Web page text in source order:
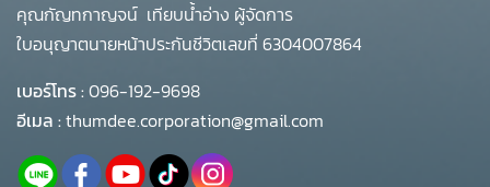
คุณกัญทกาญจน์ เทียบน้ำอ่าง ผู้จัดการ
ใบอนุญาตนายหน้าประกันชีวิตเลขที่ 6304007864
เบอร์โทร :096-192-9698
อีเมล :thumdee.corporation@gmail.com